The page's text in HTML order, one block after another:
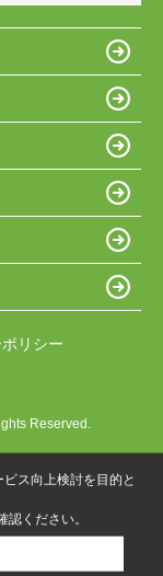
リシー
Reserved.
ス向上検討を目的と
認ください。